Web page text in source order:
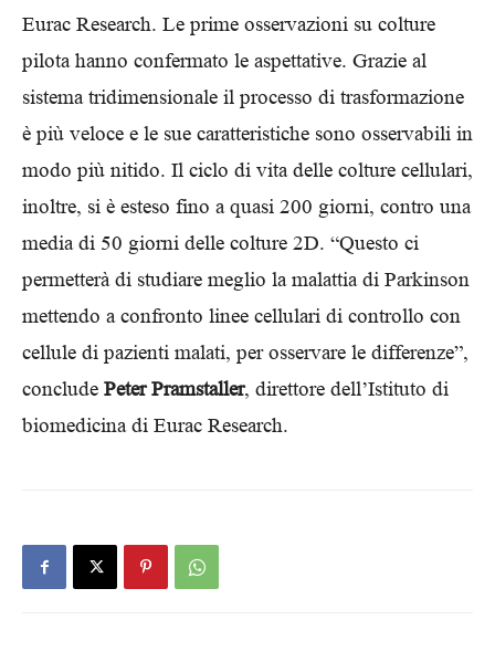
Eurac Research. Le prime osservazioni su colture
pilota hanno confermato le aspettative. Grazie al
sistema tridimensionale il processo di trasformazione
è più veloce e le sue caratteristiche sono osservabili in
modo più nitido. Il ciclo di vita delle colture cellulari,
inoltre, si è esteso fino a quasi 200 giorni, contro una
media di 50 giorni delle colture 2D. “Questo ci
permetterà di studiare meglio la malattia di Parkinson
mettendo a confronto linee cellulari di controllo con
cellule di pazienti malati, per osservare le differenze”,
conclude Peter Pramstaller, direttore dell’Istituto di
biomedicina di Eurac Research.